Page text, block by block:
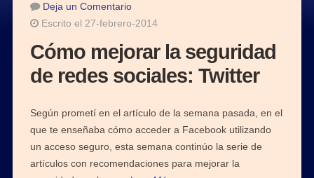
Deja un Comentario
Escrito el 27-febrero-2014
Cómo mejorar la seguridad
de redes sociales: Twitter
Según prometí en el artículo de la semana pasada, en el
que te enseñaba cómo acceder a Facebook utilizando
un acceso seguro, esta semana continúo la serie de
artículos con recomendaciones para mejorar la